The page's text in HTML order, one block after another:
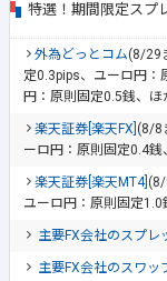
特選！期間限定スプ
外為どっとコム(8/29
定0.3pips、ユーロ円：
円：原則固定0.5銭、ほ
楽天証券[楽天FX] (8/8
ーロ円：原則固定0.4
楽天証券[楽天MT4] (8/
ユーロ円：原則固定
主要FX会社のスプレ
主要FX会社のスワッ